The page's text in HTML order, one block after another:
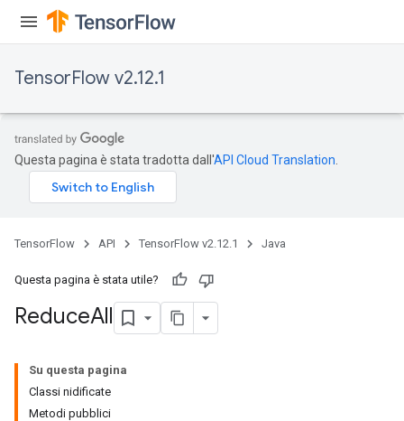
TensorFlow v2.12.1
Questa pagina è stata tradotta dall'API Cloud Translation
TensorFlow API TensorFlow v2.12.1 Java
Questa pagina è stata utile?
ReduceAll
Su questa pagina
Classi nidificate
Metodi pubblici